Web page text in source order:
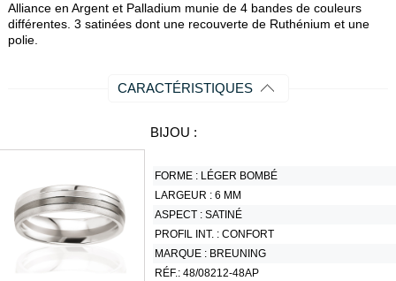
Alliance en Argent et Palladium munie de 4 bandes de couleurs
différentes. 3 satinées dont une recouverte de Ruthénium et une
polie.
CARACTÉRISTIQUES
BIJOU :
FORME : LÉGER BOMBÉ
LARGEUR :6 MM
ASPECT :SATINÉ
PROFIL INT. :CONFORT
MARQUE : BREUNING
RÉF.:48/08212-48AP